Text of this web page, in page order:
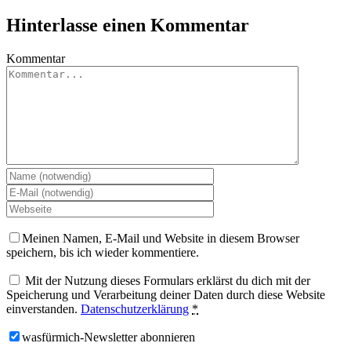
Hinterlasse einen Kommentar
Kommentar
Meinen Namen, E-Mail und Website in diesem Browser
speichern, bis ich wieder kommentiere.
Mit der Nutzung dieses Formulars erklärst du dich mit der
Speicherung und Verarbeitung deiner Daten durch diese Website
einverstanden. Datenschutzerklärung *
wasfürmich-Newsletter abonnieren